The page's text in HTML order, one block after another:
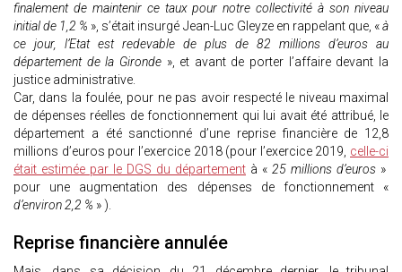
finalement de maintenir ce taux pour notre collectivité à son niveau
initial de 1,2 % », s’était insurgé Jean-Luc Gleyze en rappelant que, «à
ce jour, l’Etat est redevable de plus de 82 millions d’euros au
département de la Gironde », et avant de porter l’affaire devant la
justice administrative.
Car, dans la foulée, pour ne pas avoir respecté le niveau maximal
de dépenses réelles de fonctionnement qui lui avait été attribué, le
département a été sanctionné d’une reprise financière de 12,8
millions d’euros pour l’exercice 2018 (pour l’exercice 2019, celle-ci
était estimée par le DGS du département à « 25 millions d’euros »
pour une augmentation des dépenses de fonctionnement «
d’environ 2,2 % » ).
Reprise financière annulée